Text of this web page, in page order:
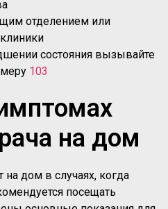
отделением или
состояния вызывайте
103
на дом
дом в случаях, когда
посещать